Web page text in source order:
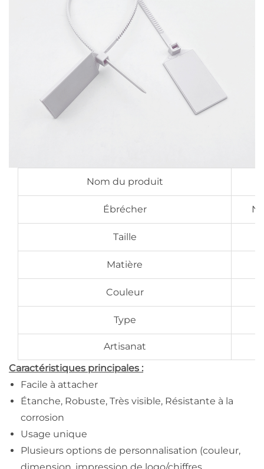
Nom du produit
Ébrécher
Taille
Matière
Couleur
Type
Artisanat
Caractéristiques principales :
Facile à attacher
Étanche, Robuste, Très visible, Résistante à la
corrosion
Usage unique
Plusieurs options de personnalisation (couleur,